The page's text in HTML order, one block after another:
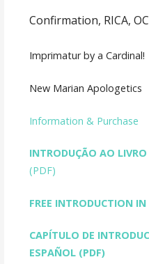
Confirmation, RICA,
Imprimatur by a Cardinal!
New Marian Apologetics
Information & Purchase
INTRODUÇÃO AO
(PDF)
FREE INTRODUCTION IN
CAPÍTULO DE
ESPAÑOL (PDF)